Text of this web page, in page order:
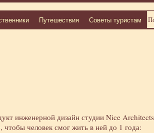
Путешествия Советы туристам
инженерной дизайн студии Nice Architects
чтобы человек смог жить в ней до 1 года: